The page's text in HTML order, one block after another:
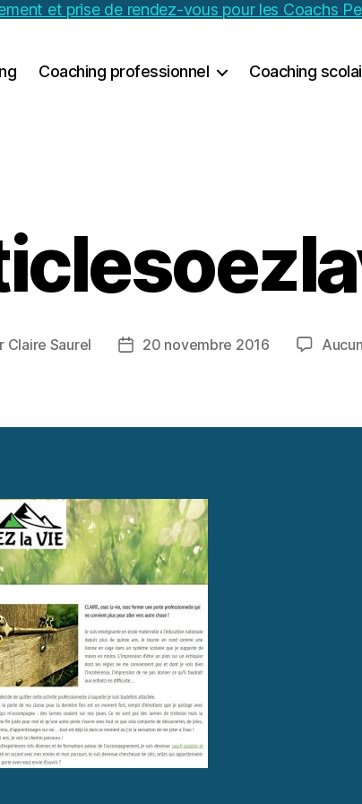
et prise de rendez-vous pour les Coachs
Coaching professionnel Coaching
Claire Saurel
Date20 novembre 2016